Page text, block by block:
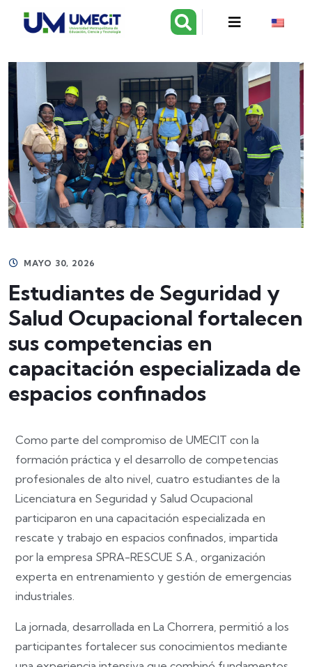
MAYO 30, 2026
Estudiantes de Seguridad y
Salud Ocupacional fortalecen
sus competencias en
capacitación especializada de
espacios confinados
Como parte del compromiso de UMECIT con la
formación práctica y el desarrollo de competencias
profesionales de alto nivel, cuatro estudiantes de la
Licenciatura en Seguridad y Salud Ocupacional
participaron en una capacitación especializada en
rescate y trabajo en espacios confinados, impartida
por la empresa SPRA-RESCUE S.A., organización
experta en entrenamiento y gestión de emergencias
industriales.
La jornada, desarrollada en La Chorrera, permitió a los
participantes fortalecer sus conocimientos mediante